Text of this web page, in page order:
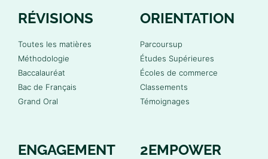
RÉVISIONS
Toutes les matières
Méthodologie
Baccalauréat
Bac de Français
Grand Oral
ORIENTATION
Parcoursup
Études Supérieures
Écoles de commerce
Classements
Témoignages
ENGAGEMENT 2EMPOWER